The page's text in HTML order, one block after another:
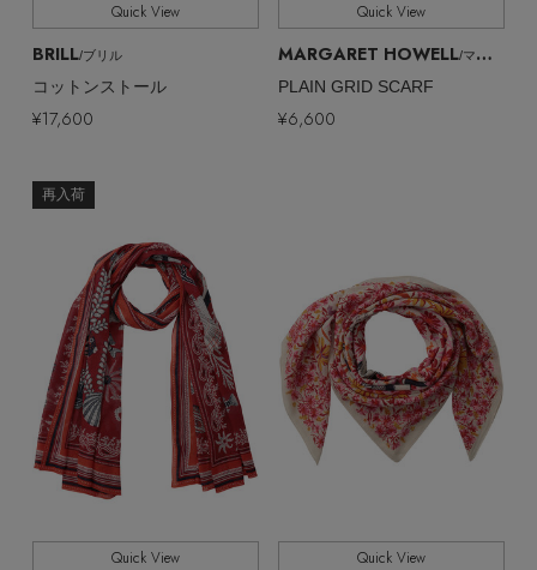
Quick View
MARGARET HOWELL/マーガレット・ハウエル
PLAIN GRID SCARF
¥6,600
Quick View
BRILL/ブリル
コットンストール
¥17,600
Quick View
再入荷
Quick View